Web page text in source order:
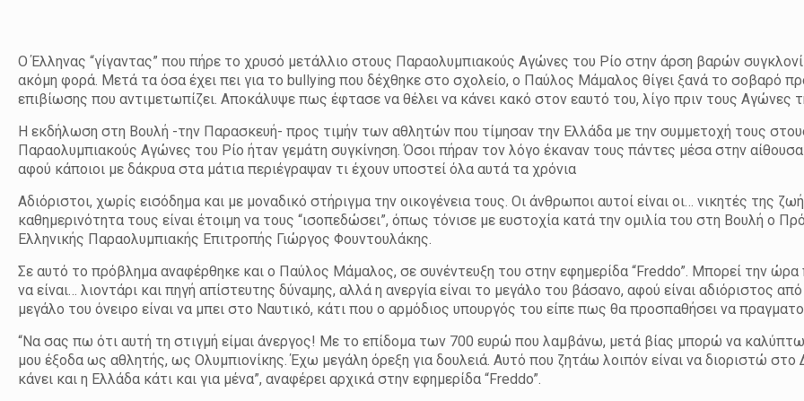
Ο Έλληνας “γίγαντας” που πήρε το χρυσό μετάλλιο στους Παραολυμπιακούς Αγώνες του Ρίο στην άρση βαρών
ακόμη φορά. Μετά τα όσα έχει πει για το bullying που δέχθηκε στο σχολείο, ο Παύλος Μάμαλος θίγει ξανά το σοβαρό
επιβίωσης που αντιμετωπίζει. Αποκάλυψε πως έφτασε να θέλει να κάνει κακό στον εαυτό του, λίγο πριν τους Αγώνες
Η εκδήλωση στη Βουλή -την Παρασκευή- προς τιμήν των αθλητών που τίμησαν την Ελλάδα με την συμμετοχή τους
Παραολυμπιακούς Αγώνες του Ρίο ήταν γεμάτη συγκίνηση. Όσοι πήραν τον λόγο έκαναν τους πάντες μέσα στην αίθουσα
αφού κάποιοι με δάκρυα στα μάτια περιέγραψαν τι έχουν υποστεί όλα αυτά τα χρόνια
Αδιόριστοι, χωρίς εισόδημα και με μοναδικό στήριγμα την οικογένεια τους. Οι άνθρωποι αυτοί είναι οι… νικητές της
καθημερινότητα τους είναι έτοιμη να τους “ισοπεδώσει”, όπως τόνισε με ευστοχία κατά την ομιλία του στη Βουλή ο
Ελληνικής Παραολυμπιακής Επιτροπής Γιώργος Φουντουλάκης.
Σε αυτό το πρόβλημα αναφέρθηκε και ο Παύλος Μάμαλος, σε συνέντευξη του στην εφημερίδα “Freddo”. Μπορεί την ώρα
να είναι… λιοντάρι και πηγή απίστευτης δύναμης, αλλά η ανεργία είναι το μεγάλο του βάσανο, αφού είναι αδιόριστος
μεγάλο του όνειρο είναι να μπει στο Ναυτικό, κάτι που ο αρμόδιος υπουργός του είπε πως θα προσπαθήσει να
“Να σας πω ότι αυτή τη στιγμή είμαι άνεργος! Με το επίδομα των 700 ευρώ που λαμβάνω, μετά βίας μπορώ να
μου έξοδα ως αθλητής, ως Ολυμπιονίκης. Έχω μεγάλη όρεξη για δουλειά. Αυτό που ζητάω λοιπόν είναι να διοριστώ στο
κάνει και η Ελλάδα κάτι και για μένα”, αναφέρει αρχικά στην εφημερίδα “Freddo”.